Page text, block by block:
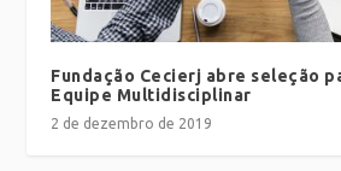
Fundação Cecierj abre seleção
Equipe Multidisciplinar
2 de dezembro de 2019